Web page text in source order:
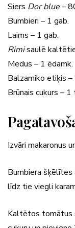
Siers Dor blue–
Bumbieri – 1 gab.
Laims – 1 gab.
Rimisaulē
Medus – 1 ēdamk.
Balzamiko etiķis –
Brūnais cukurs – 1
Izvāri makaronus
Bumbiera šķēlītes
līdz tie viegli
Kaltētos tomātus